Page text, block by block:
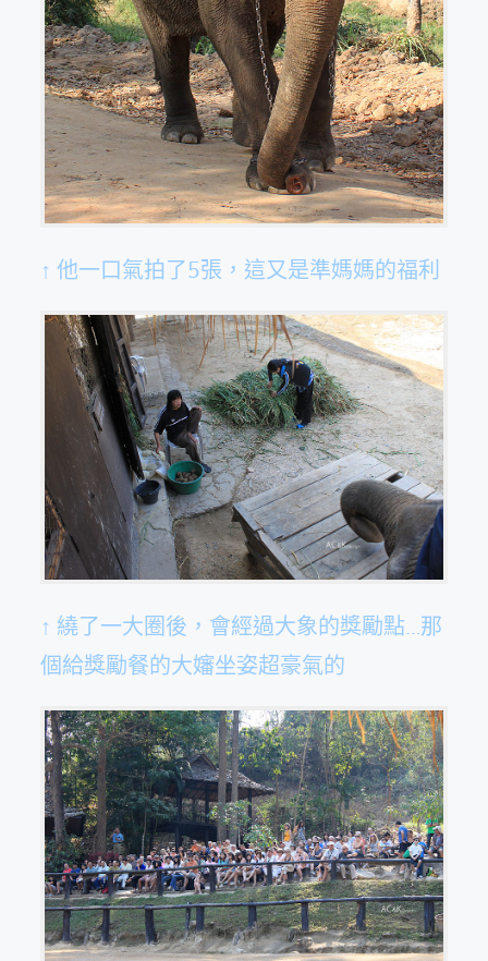
↑ 他一口氣拍了5張，這又是準媽媽的福利
↑ 繞了一大圈後，會經過大象的獎勵點…那
個給獎勵餐的大嬸坐姿超豪氣的